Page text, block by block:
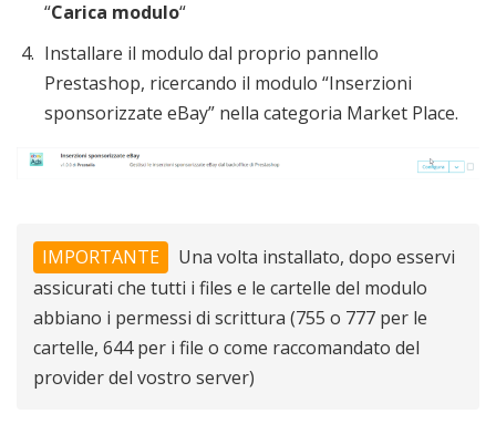
“Carica modulo“
Installare il modulo dal proprio pannello
Prestashop, ricercando il modulo “Inserzioni
sponsorizzate eBay” nella categoria Market Place.
IMPORTANTE
Una volta installato, dopo esservi
assicurati che tutti i files e le cartelle del modulo
abbiano i permessi di scrittura (755 o 777 per le
cartelle, 644 per i file o come raccomandato del
provider del vostro server)